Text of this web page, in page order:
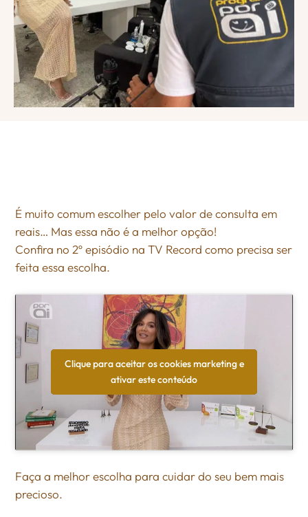
É muito comum escolher pelo valor de consulta em
reais… Mas essa não é a melhor opção!
Confira no 2º episódio na TV Record como precisa ser
feita essa escolha.
Clique para aceitar os cookies marketing e
ativar este conteúdo
Faça a melhor escolha para cuidar do seu bem mais
precioso.